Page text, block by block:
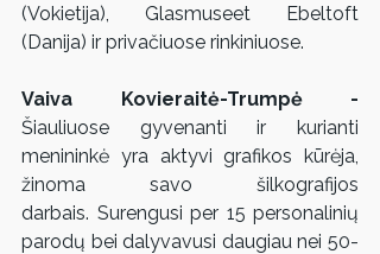
(Vokietija), Glasmuseet Ebeltoft
(Danija) ir privačiuose rinkiniuose.
Šiauliuose gyvenanti ir kurianti
menininkė yra aktyvi grafikos kūrėja,
žinoma savo šilkografijos
darbais. Surengusi per 15 personalinių
parodų bei dalyvavusi daugiau nei 50-